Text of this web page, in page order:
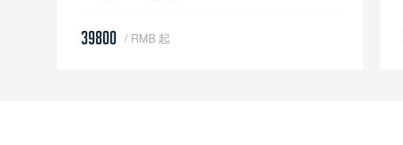
39800 / RMB 起